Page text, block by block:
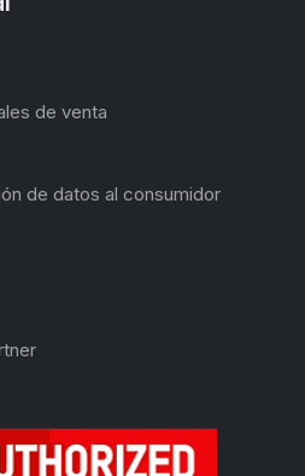
de venta
de datos al consumidor